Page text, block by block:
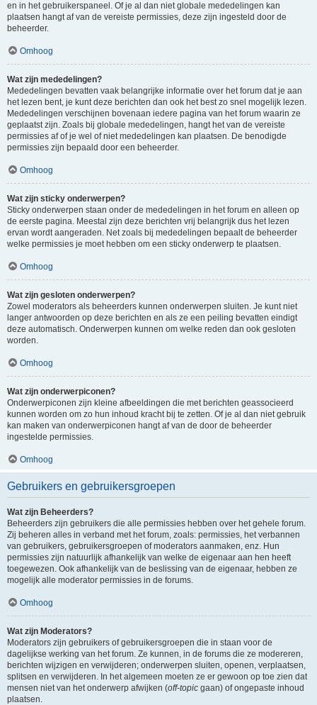
en in het gebruikerspaneel. Of je al dan niet globale mededelingen kan
plaatsen hangt af van de vereiste permissies, deze zijn ingesteld door de
beheerder.
Omhoog
Wat zijn mededelingen?
Mededelingen bevatten vaak belangrijke informatie over het forum dat je aan
het lezen bent, je kunt deze berichten dan ook het best zo snel mogelijk lezen.
Mededelingen verschijnen bovenaan iedere pagina van het forum waarin ze
geplaatst zijn. Zoals bij globale mededelingen, hangt het van de vereiste
permissies af of je wel of niet mededelingen kan plaatsen. De benodigde
permissies zijn bepaald door een beheerder.
Omhoog
Wat zijn sticky onderwerpen?
Sticky onderwerpen staan onder de mededelingen in het forum en alleen op
de eerste pagina. Meestal zijn deze berichten vrij belangrijk dus het lezen
ervan wordt aangeraden. Net zoals bij mededelingen bepaalt de beheerder
welke permissies je moet hebben om een sticky onderwerp te plaatsen.
Omhoog
Wat zijn gesloten onderwerpen?
Zowel moderators als beheerders kunnen onderwerpen sluiten. Je kunt niet
langer antwoorden op deze berichten en als ze een peiling bevatten eindigt
deze automatisch. Onderwerpen kunnen om welke reden dan ook gesloten
worden.
Omhoog
Wat zijn onderwerpiconen?
Onderwerpiconen zijn kleine afbeeldingen die met berichten geassocieerd
kunnen worden om zo hun inhoud kracht bij te zetten. Of je al dan niet gebruik
kan maken van onderwerpiconen hangt af van de door de beheerder
ingestelde permissies.
Omhoog
Gebruikers en gebruikersgroepen
Wat zijn Beheerders?
Beheerders zijn gebruikers die alle permissies hebben over het gehele forum.
Zij beheren alles in verband met het forum, zoals: permissies, het verbannen
van gebruikers, gebruikersgroepen of moderators aanmaken, enz. Hun
permissies zijn natuurlijk afhankelijk van welke de eigenaar aan hen heeft
toegewezen. Ook afhankelijk van de beslissing van de eigenaar, hebben ze
mogelijk alle moderator permissies in de forums.
Omhoog
Wat zijn Moderators?
Moderators zijn gebruikers of gebruikersgroepen die in staan voor de
dagelijkse werking van het forum. Ze kunnen, in de forums die ze modereren,
berichten wijzigen en verwijderen; onderwerpen sluiten, openen, verplaatsen,
splitsen en verwijderen. In het algemeen moeten ze er gewoon op toe zien dat
mensen niet van het onderwerp afwijken (off-topic gaan) of ongepaste inhoud
plaatsen.